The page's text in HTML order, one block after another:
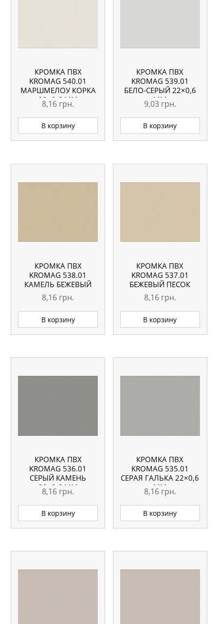
КРОМКА ПВХ
KROMAG 540.01
МАРШМЕЛОУ КОРКА
22×0,6 ММ
8,16 грн.
В корзину
КРОМКА ПВХ
KROMAG 539.01
БЕЛО-СЕРЫЙ 22×0,6
ММ
9,03 грн.
В корзину
КРОМКА ПВХ
KROMAG 538.01
КАМЕЛЬ БЕЖЕВЫЙ
22×0,6 ММ
8,16 грн.
В корзину
КРОМКА ПВХ
KROMAG 537.01
БЕЖЕВЫЙ ПЕСОК
22×0,6 ММ
8,16 грн.
В корзину
КРОМКА ПВХ
KROMAG 536.01
СЕРЫЙ КАМЕНЬ
22×0,6 ММ
8,16 грн.
В корзину
КРОМКА ПВХ
KROMAG 535.01
СЕРАЯ ГАЛЬКА 22×0,6
ММ
8,16 грн.
В корзину